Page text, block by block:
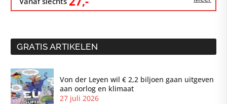
GRATIS ARTIKELEN
Von der Leyen wil € 2,2 biljoen gaan uitgeven
aan oorlog en klimaat
27 juli 2026